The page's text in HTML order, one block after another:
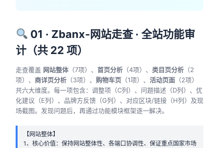
01 · Zbanx-网站走查 · 全站功能审
计（共 22 项）
走查覆盖 网站整体 （7项）、 首页分析 （4项）、 类目页分析 （2
项）、 商详页分析 （3项）、 购物车页 （1项）、 活动页面 （2项）
共六大维度。每一项包含：调整项（C列）、问题描述（D列）、优
化建议（E列）、品牌方反馈（G列）、对应区块/链接（H列）及现
场截图。发现问题后，再通过功能模块框架逐一解决。
【网站整体】
1、核心价值：保持网站整体性、各端口协调性、保证重点国家市场